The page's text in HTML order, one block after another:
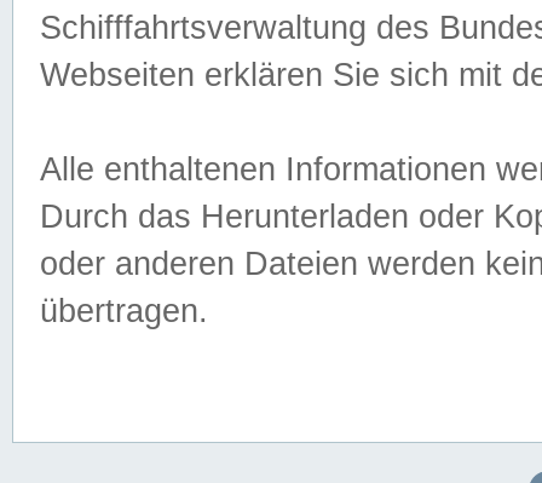
Schifffahrtsverwaltung des
Webseiten erklären Sie sich mit
Alle enthaltenen Informationen
Durch das Herunterladen oder
oder anderen Dateien werden
übertragen.